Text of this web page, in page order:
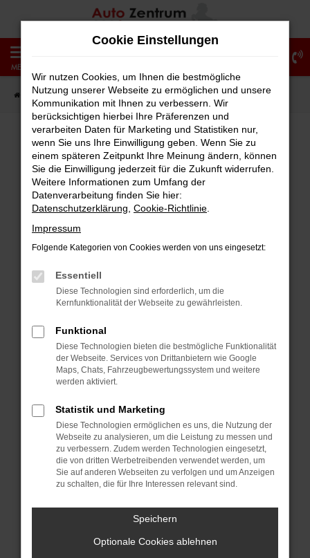
Zum
springen
MENÜ
Startseite Fahrzeugangebote Fahrzeug-Showroom
Fehler: Network Error
Beim Laden ist ein Fehler aufgetreten.
Hier sind ein paar Tipps, die dir helfen können:
Überprüfe deine Firewall und deine
Internetverbindung.
deine Suchmaschine?
Prüfe deine Browsererweiterungen.
können das Laden bestimmter Seiten
verhindern. Funktioniert die Seite in einem
anderen Browser oder in einem privaten
Fenster?
Starte dein Gerät neu.
Das kann manchmal helfen,
vorübergehende Probleme zu beheben.
Stelle sicher, dass dein Browser und dein
Betriebssystem auf dem neuesten Stand
Veraltete Software birgt nicht nur ein
führen, dass bestimmte Funktionen nicht
Cookie Einstellungen
Wir nutzen Cookies, um Ihnen die bestmögliche
Nutzung unserer Webseite zu ermöglichen und unsere
Kommunikation mit Ihnen zu verbessern. Wir
berücksichtigen hierbei Ihre Präferenzen und
verarbeiten Daten für Marketing und Statistiken nur,
wenn Sie uns Ihre Einwilligung geben. Wenn Sie zu
einem späteren Zeitpunkt Ihre Meinung ändern, können
Sie die Einwilligung jederzeit für die Zukunft widerrufen.
Weitere Informationen zum Umfang der
Datenverarbeitung finden Sie hier:
Datenschutzerklärung Cookie-Richtlinie
Impressum
Folgende Kategorien von Cookies werden von uns eingesetzt:
Essentiell
Diese Technologien sind erforderlich, um die
Kernfunktionalität der Webseite zu gewährleisten.
Funktional
Diese Technologien bieten die bestmögliche Funktionalität
der Webseite. Services von Drittanbietern wie Google
Maps, Chats, Fahrzeugbewertungssystem und weitere
werden aktiviert.
Statistik und Marketing
Diese Technologien ermöglichen es uns, die Nutzung der
Webseite zu analysieren, um die Leistung zu messen und
zu verbessern. Zudem werden Technologien eingesetzt,
die von dritten Werbetreibenden verwendet werden, um
Sie auf anderen Webseiten zu verfolgen und um Anzeigen
zu schalten, die für Ihre Interessen relevant sind.
Speichern
Optionale Cookies ablehnen